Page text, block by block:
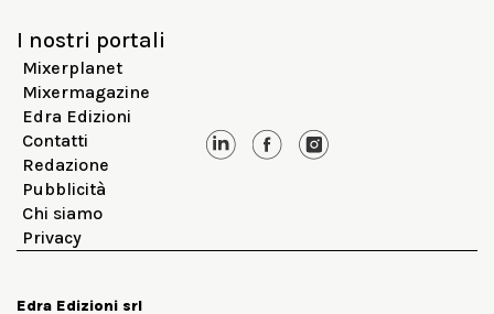
I nostri portali
Mixerplanet
Mixermagazine
Edra Edizioni
Contatti
Redazione
Pubblicità
Chi siamo
Privacy
Edra Edizioni srl